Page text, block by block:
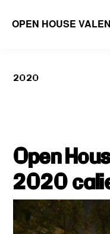
OPEN HOUSE
2020
Open
2020